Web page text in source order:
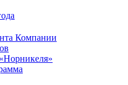
Компании
«Норникеля»